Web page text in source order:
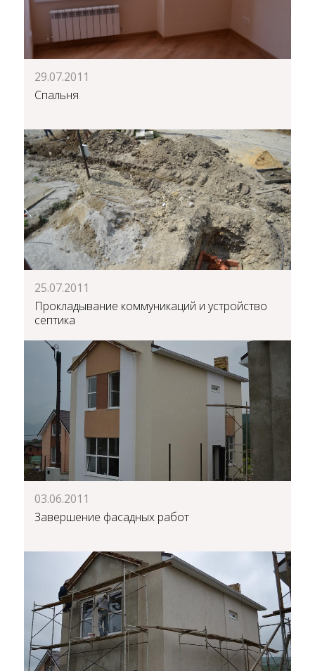
29.07.2011
Спальня
25.07.2011
Прокладывание коммуникаций и устройство
септика
03.06.2011
Завершение фасадных работ